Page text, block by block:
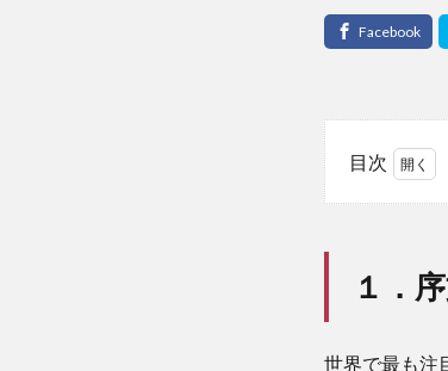
目次
2１．
世界で最も注